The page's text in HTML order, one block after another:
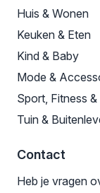
Huis & Wonen
Keuken & Eten
Kind & Baby
Mode &
Sport, Fitness &
Tuin &
Contact
Heb je vragen